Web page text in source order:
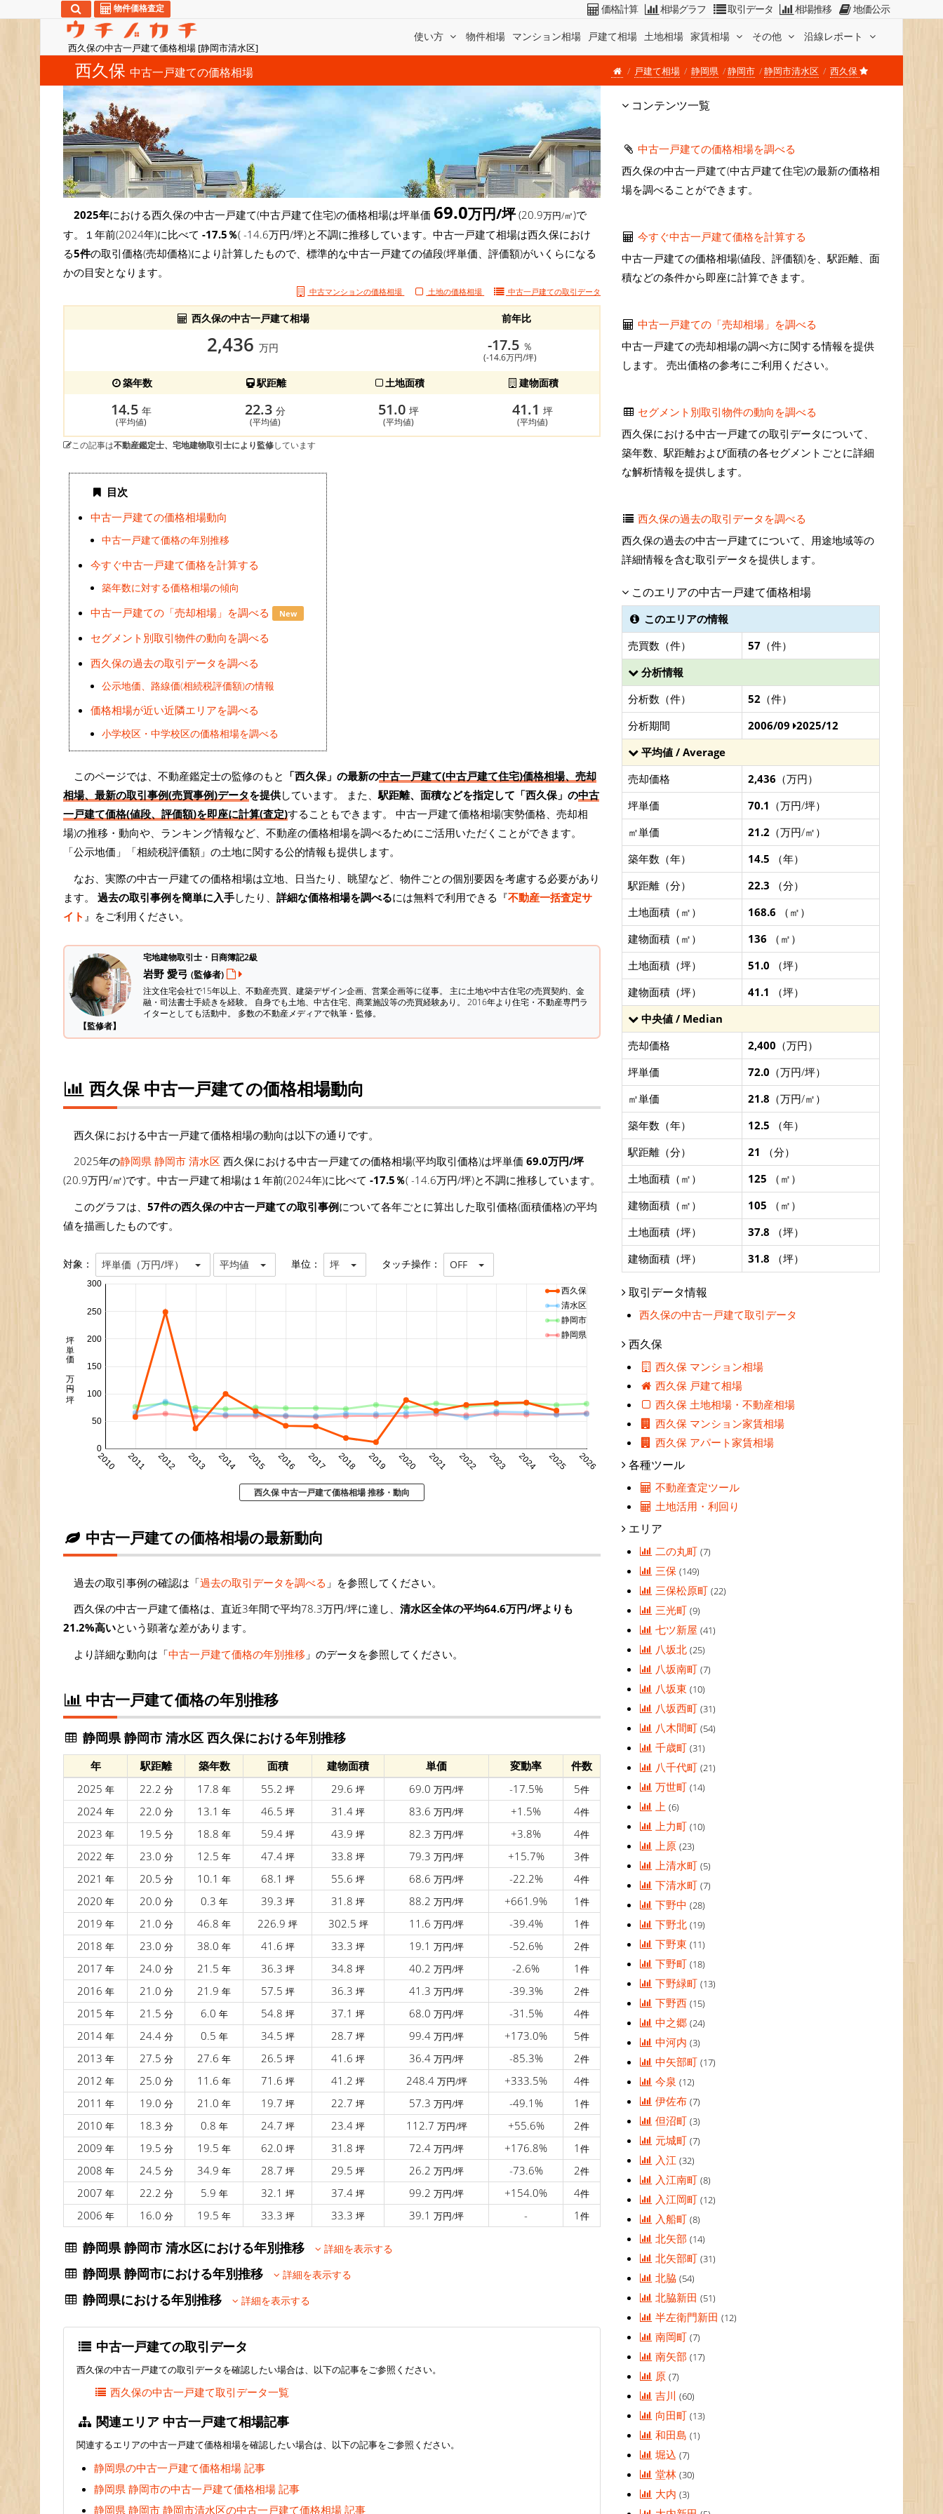
西久保の中古一戸建て価格相場 [静岡市清水区]
使い方 物件相場 マンション相場 戸建て相場 土地相場 家賃相場 その他 沿線レポート
物件価格査定 価格計算 相場グラフ 取引データ 相場推移 地価公示
西久保 中古一戸建ての価格相場 戸建て相場 静岡県 静岡市 静岡市清水区 西久保
2025年における西久保の中古一戸建て(中古戸建て住宅)の価格相場は坪単価 69.0万円/坪(20.9万円/㎡)で
す。１年前(2024年)に比べて -17.5％( -14.6万円/坪)と不調に推移しています。中古一戸建て相場は西久保におけ
る5件の取引価格(売却価格)により計算したもので、標準的な中古一戸建ての値段(坪単価、評価額)がいくらになる
かの目安となります。
中古マンションの価格相場 土地の価格相場 中古一戸建ての取引データ
西久保の中古一戸建て相場 前年比
2,436 万円 -17.5 ％
(-14.6万円/坪)
築年数 駅距離 土地面積 建物面積
14.5年
(平均値)
22.3 分
(平均値)
51.0坪
(平均値)
41.1 坪
(平均値)
この記事は不動産鑑定士、宅地建物取引士により監修しています
目次
中古一戸建ての価格相場動向
中古一戸建て価格の年別推移
今すぐ中古一戸建て価格を計算する
築年数に対する価格相場の傾向
中古一戸建ての「売却相場」を調べる New
セグメント別取引物件の動向を調べる
西久保の過去の取引データを調べる
公示地価、路線価(相続税評価額)の情報
価格相場が近い近隣エリアを調べる
小学校区・中学校区の価格相場を調べる
このページでは、不動産鑑定士の監修のもと 「西久保」の最新の中古一戸建て(中古戸建て住宅)価格相場、売却
相場、最新の取引事例(売買事例)データを提供しています。 また、駅距離、面積などを指定して「西久保」の中古
一戸建て価格(値段、評価額)を即座に計算(査定)することもできます。 中古一戸建て価格相場(実勢価格、売却相
場)の推移・動向や、ランキング情報など、不動産の価格相場を調べるためにご活用いただくことができます。
「公示地価」「相続税評価額」の土地に関する公的情報も提供します。
なお、実際の中古一戸建ての価格相場は立地、日当たり、眺望など、物件ごとの個別要因を考慮する必要があり
ます。 過去の取引事例を簡単に入手したり、 詳細な価格相場を調べるには無料で利用できる『不動産一括査定サ
イト 』をご利用ください。
【監修者】
宅地建物取引士・日商簿記2級
岩野 愛弓 (監修者)
注文住宅会社で15年以上、不動産売買、建築デザイン企画、営業企画等に従事。 主に土地や中古住宅の売買契約、金
融・司法書士手続きを経験。 自身でも土地、中古住宅、商業施設等の売買経験あり。 2016年より住宅・不動産専門ラ
イターとしても活動中。 多数の不動産メディアで執筆・監修。
西久保 中古一戸建ての価格相場動向
西久保における中古一戸建て価格相場の動向は以下の通りです。
2025年の静岡県 静岡市 清水区 西久保における中古一戸建ての価格相場(平均取引価格)は坪単価 69.0万円/坪
(20.9万円/㎡)です。中古一戸建て相場は１年前(2024年)に比べて -17.5％( -14.6万円/坪)と不調に推移しています。
このグラフは、 57件の西久保の中古一戸建ての取引事例について各年ごとに算出した取引価格(面積価格)の平均
値を描画したものです。
対象： 坪単価（万円/坪） 平均値 単位： 坪 タッチ操作： OFF
2010 2011 2012 2013 2014 2015 2016 2017 2018 2019 2020 2021 2022 2023 2024 2025 2026
0
50
100
150
200
250
300
坪単価 万円/坪
西久保
清水区
静岡市
静岡県
西久保 中古一戸建て価格相場 推移・動向
中古一戸建ての価格相場の最新動向
過去の取引事例の確認は「過去の取引データを調べる 」を参照してください。
西久保の中古一戸建て価格は、直近3年間で平均78.3万円/坪に達し、 清水区全体の平均64.6万円/坪よりも
21.2%高いという顕著な差があります。
より詳細な動向は「中古一戸建て価格の年別推移 」のデータを参照してください。
中古一戸建て価格の年別推移
静岡県 静岡市 清水区 西久保における年別推移
年 駅距離 築年数 面積 建物面積 単価 変動率
件数
2025 年 22.2 分 17.8 年 55.2 坪 29.6 坪 69.0 万円/坪 -17.5% 5件
2024 年 22.0 分 13.1 年 46.5 坪 31.4 坪 83.6 万円/坪 +1.5% 4件
2023 年 19.5 分 18.8 年 59.4 坪 43.9 坪 82.3 万円/坪 +3.8% 4件
2022 年 23.0 分 12.5 年 47.4 坪 33.8 坪 79.3 万円/坪 +15.7% 3件
2021 年 20.5 分 10.1 年 68.1 坪 55.6 坪 68.6 万円/坪 -22.2% 4件
2020 年 20.0 分 0.3 年 39.3 坪 31.8 坪 88.2 万円/坪 +661.9% 1 件
2019 年 21.0 分 46.8 年 226.9 坪 302.5 坪 11.6 万円/坪 -39.4% 1 件
2018 年 23.0 分 38.0 年 41.6 坪 33.3 坪 19.1 万円/坪 -52.6% 2件
2017 年 24.0 分 21.5 年 36.3 坪 34.8 坪 40.2 万円/坪 -2.6% 1 件
2016 年 21.0 分 21.9 年 57.5 坪 36.3 坪 41.3 万円/坪 -39.3% 2件
2015 年 21.5 分 6.0 年 54.8 坪 37.1 坪 68.0 万円/坪 -31.5% 4件
2014 年 24.4 分 0.5 年 34.5 坪 28.7 坪 99.4 万円/坪 +173.0% 5件
2013 年 27.5 分 27.6 年 26.5 坪 41.6 坪 36.4 万円/坪 -85.3% 2件
2012 年 25.0 分 11.6 年 71.6 坪 41.2 坪 248.4 万円/坪 +333.5% 4件
2011 年 19.0 分 21.0 年 19.7 坪 22.7 坪 57.3 万円/坪 -49.1% 1 件
2010 年 18.3 分 0.8 年 24.7 坪 23.4 坪 112.7 万円/坪 +55.6% 2件
2009 年 19.5 分 19.5 年 62.0 坪 31.8 坪 72.4 万円/坪 +176.8% 1 件
2008 年 24.5 分 34.9 年 28.7 坪 29.5 坪 26.2 万円/坪 -73.6% 2件
2007 年 22.2 分 5.9 年 32.1 坪 37.4 坪 99.2 万円/坪 +154.0% 4件
2006 年 16.0 分 19.5 年 33.3 坪 33.3 坪 39.1 万円/坪 - 1 件
静岡県 静岡市 清水区における年別推移 詳細を表示する
静岡県 静岡市における年別推移 詳細を表示する
静岡県における年別推移 詳細を表示する
中古一戸建ての取引データ
西久保の中古一戸建ての取引データを確認したい場合は、以下の記事をご参照ください。
西久保の中古一戸建て取引データ一覧
関連エリア 中古一戸建て相場記事
関連するエリアの中古一戸建て価格相場を確認したい場合は、以下の記事をご参照ください。
静岡県の中古一戸建て価格相場 記事
静岡県 静岡市の中古一戸建て価格相場 記事
静岡県 静岡市 静岡市清水区の中古一戸建て価格相場 記事
コンテンツ一覧
中古一戸建ての価格相場を調べる
西久保の中古一戸建て(中古戸建て住宅)の最新の価格相
場を調べることができます。
今すぐ中古一戸建て価格を計算する
中古一戸建ての価格相場(値段、評価額)を、駅距離、面
積などの条件から即座に計算できます。
中古一戸建ての「売却相場」を調べる
中古一戸建ての売却相場の調べ方に関する情報を提供
します。 売出価格の参考にご利用ください。
セグメント別取引物件の動向を調べる
西久保における中古一戸建ての取引データについて、
築年数、駅距離および面積の各セグメントごとに詳細
な解析情報を提供します。
西久保の過去の取引データを調べる
西久保の過去の中古一戸建てについて、用途地域等の
詳細情報を含む取引データを提供します。
このエリアの中古一戸建て価格相場
このエリアの情報
売買数（件）
57 （件）
分析情報
分析数（件）
52 （件）
分析期間
2006/09 2025/12
平均値 / Average
売却価格
2,436 （万円）
坪単価
70.1 （万円/坪）
㎡単価
21.2 （万円/㎡）
築年数（年）
14.5 （年）
駅距離（分）
22.3 （分）
土地面積（㎡）
168.6 （㎡）
建物面積（㎡）
136 （㎡）
土地面積（坪）
51.0 （坪）
建物面積（坪）
41.1 （坪）
中央値 / Median
売却価格
2,400 （万円）
坪単価
72.0 （万円/坪）
㎡単価
21.8 （万円/㎡）
築年数（年）
12.5 （年）
駅距離（分）
21 （分）
土地面積（㎡）
125 （㎡）
建物面積（㎡）
105 （㎡）
土地面積（坪）
37.8 （坪）
建物面積（坪）
31.8 （坪）
取引データ情報
西久保の中古一戸建て取引データ
西久保
西久保 マンション相場
西久保 戸建て相場
西久保 土地相場・不動産相場
西久保 マンション家賃相場
西久保 アパート家賃相場
各種ツール
不動産査定ツール
土地活用・利回り
エリア
二の丸町(7)
三保(149)
三保松原町(22)
三光町(9)
七ツ新屋(41)
八坂北(25)
八坂南町(7)
八坂東(10)
八坂西町(31)
八木間町(54)
千歳町(31)
八千代町(21)
万世町(14)
上(6)
上力町(10)
上原(23)
上清水町(5)
下清水町(7)
下野中(28)
下野北(19)
下野東(11)
下野町(18)
下野緑町(13)
下野西(15)
中之郷(24)
中河内(3)
中矢部町(17)
今泉(12)
伊佐布(7)
但沼町(3)
元城町(7)
入江(32)
入江南町(8)
入江岡町(12)
入船町(8)
北矢部(14)
北矢部町(31)
北脇(54)
北脇新田(51)
半左衛門新田(12)
南岡町(7)
南矢部(17)
原(7)
吉川(60)
向田町(13)
和田島(1)
堀込(7)
堂林(30)
大内(3)